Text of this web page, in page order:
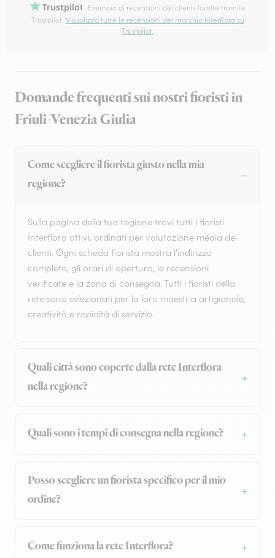
Trustpilot
Esempio di recensioni dei clienti fornite tramite
Trustpilot. Visualizza tutte le recensioni del marchio Interflora su
Trustpilot.
Domande frequenti sui nostri fioristi in
Friuli-Venezia Giulia
Come scegliere il fiorista giusto nella mia
regione?
Sulla pagina della tua regione trovi tutti i fioristi
Interflora attivi, ordinati per valutazione media dei
clienti. Ogni scheda fiorista mostra l'indirizzo
completo, gli orari di apertura, le recensioni
verificate e la zona di consegna. Tutti i fioristi della
rete sono selezionati per la loro maestria artigianale,
creatività e rapidità di servizio.
Quali città sono coperte dalla rete Interflora
nella regione?
Quali sono i tempi di consegna nella regione?
Posso scegliere un fiorista specifico per il mio
ordine?
Come funziona la rete Interflora?